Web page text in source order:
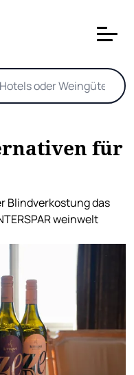
für
Blindverkostung das
weinwelt